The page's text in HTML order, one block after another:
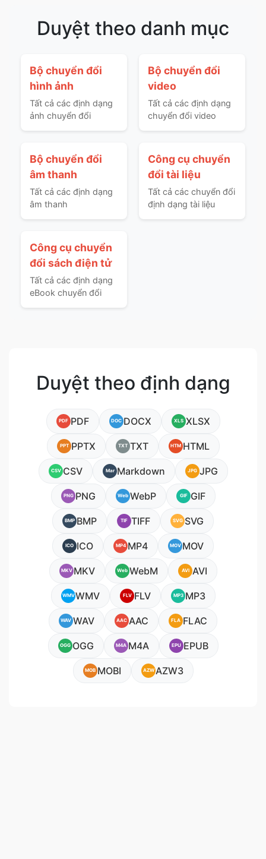
Duyệt theo danh mục
Bộ chuyển đổi
hình ảnh
Tất cả các định dạng
ảnh chuyển đổi
Bộ chuyển đổi
video
Tất cả các định dạng
chuyển đổi video
Bộ chuyển đổi
âm thanh
Tất cả các định dạng
âm thanh
Công cụ chuyển
đổi tài liệu
Tất cả các chuyển đổi
định dạng tài liệu
Công cụ chuyển
đổi sách điện tử
Tất cả các định dạng
eBook chuyển đổi
Duyệt theo định dạng
PDF PDF DOC DOCX XLS XLSX
PPT PPTX TXT TXT HTM HTML
CSV CSV Mar Markdown JPG JPG
PNG PNG Web WebP GIF GIF
BMP BMP TIF TIFF SVG SVG
ICO ICO MP4 MP4 MOV MOV
MKV MKV Web WebM AVI AVI
WMVWMV FLV FLV MP3 MP3
WAV WAV AAC AAC FLA FLAC
OGG OGG M4A M4A EPU EPUB
MOB MOBI AZWAZW3